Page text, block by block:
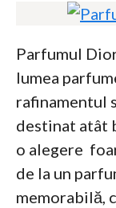
Parfumul
lumea
rafinamentul
destinat atât
o alegere
de la un
memorabilă,